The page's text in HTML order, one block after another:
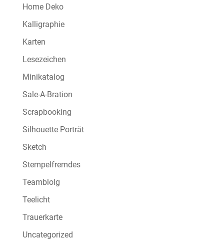
Home Deko
Kalligraphie
Karten
Lesezeichen
Minikatalog
Sale-A-Bration
Scrapbooking
Silhouette Porträt
Sketch
Stempelfremdes
Teamblolg
Teelicht
Trauerkarte
Uncategorized